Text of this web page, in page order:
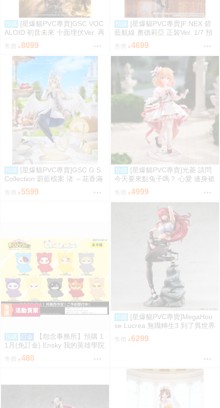
預購
[星爆貓PVC專賣]GSC VOC
ALOID 初音未來 十面埋伏Ver. 再
版 預計2027/10到貨
售價 8099
預購
[星爆貓PVC專賣]F:NEX 碧
藍航線 奧德莉亞 正裝Ver. 1/7 預
計2027/06到貨
售價 4699
預購
[星爆貓PVC專賣]GSC G.S.
Collection 蔚藍檔案 渚 ～花香滿
溢的微笑～ 預計2027/12到貨
售價 5599
預購
[星爆貓PVC專賣]光菱 請問
今天要來點兔子嗎？ 心愛 連身裙
Ver. 預計2027/08到貨
售價 4999
預購 訂金
【怨念事務所】預購 1
1月(免訂金) Ensky 我的英雄學院
Q版動物裝珠鍊布偶吊飾 娃娃 第
2彈 9款分售 0816
售價 480
預購
[星爆貓PVC專賣]MegaHou
se Lucrea 無職轉生3 到了異世界
就拿出真本事 艾莉絲·伯雷亞斯·
格雷拉特 預計2027/06到貨
售價 6299